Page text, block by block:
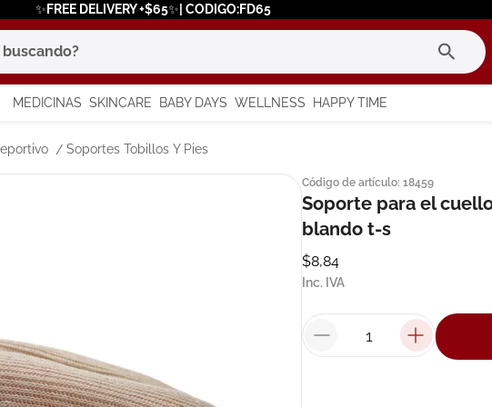
✨FREE DELIVERY +$65✨| CODIGO:FD65
MEDICINAS SKINCARE BABY DAYS WELLNESS HAPPY TIME
Soportes Tobillos Y Pies
Código de artículo: 18459
Soporte para el
blando t-s
$8,84
Inc. IVA
más buscados